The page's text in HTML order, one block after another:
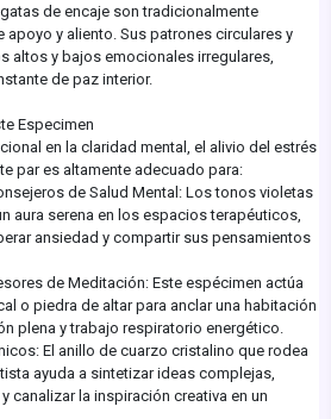
de encaje son tradicionalmente
y aliento. Sus patrones circulares y
altos y bajos emocionales irregulares,
de paz interior.
Especimen
en la claridad mental, el alivio del estrés
par es altamente adecuado para:
de Salud Mental: Los tonos violetas
aura serena en los espacios terapéuticos,
ansiedad y compartir sus pensamientos
de Meditación: Este espécimen actúa
o piedra de altar para anclar una habitación
plena y trabajo respiratorio energético.
El anillo de cuarzo cristalino que rodea
ayuda a sintetizar ideas complejas,
canalizar la inspiración creativa en un